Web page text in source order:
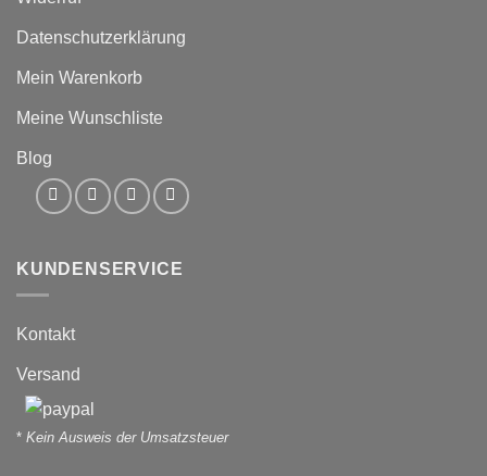
Datenschutzerklärung
Mein Warenkorb
Meine Wunschliste
Blog
KUNDENSERVICE
Kontakt
Versand
* Kein Ausweis der Umsatzsteuer